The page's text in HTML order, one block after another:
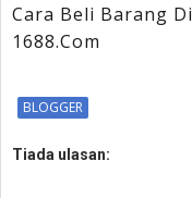
Cara Beli Barang Di
1688.com
BLOGGER
Tiada ulasan: